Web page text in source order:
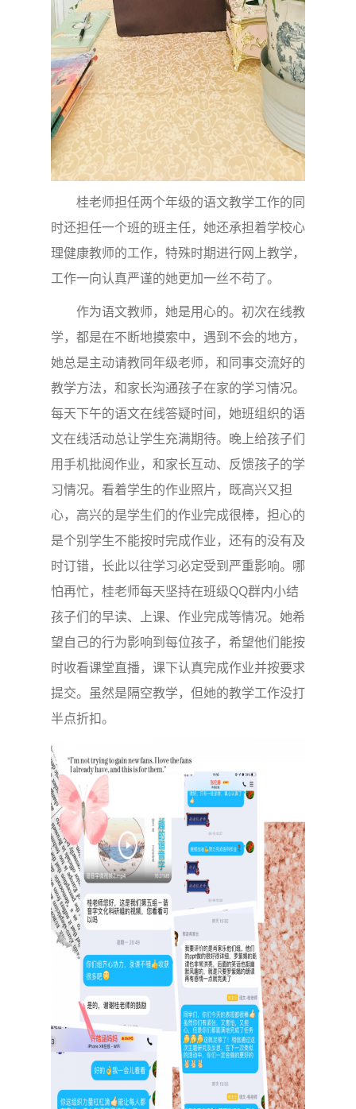
桂老师担任两个年级的语文教学工作的同
时还担任一个班的班主任，她还承担着学校心
理健康教师的工作，特殊时期进行网上教学，
工作一向认真严谨的她更加一丝不苟了。
作为语文教师，她是用心的。初次在线教
学，都是在不断地摸索中，遇到不会的地方，
她总是主动请教同年级老师，和同事交流好的
教学方法，和家长沟通孩子在家的学习情况。
每天下午的语文在线答疑时间，她班组织的语
文在线活动总让学生充满期待。晚上给孩子们
用手机批阅作业，和家长互动、反馈孩子的学
习情况。看着学生的作业照片，既高兴又担
心，高兴的是学生们的作业完成很棒，担心的
是个别学生不能按时完成作业，还有的没有及
时订错，长此以往学习必定受到严重影响。哪
怕再忙，桂老师每天坚持在班级QQ群内小结
孩子们的早读、上课、作业完成等情况。她希
望自己的行为影响到每位孩子，希望他们能按
时收看课堂直播，课下认真完成作业并按要求
提交。虽然是隔空教学，但她的教学工作没打
半点折扣。